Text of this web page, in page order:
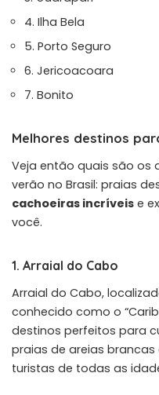
4. Ilha Bela
5. Porto Seguro
6. Jericoacoara
7. Bonito
Melhores destinos
Veja então quais são os
verão no Brasil: praias
cachoeiras incríveis e
você.
1. Arraial do Cabo
Arraial do Cabo,
conhecido como o
destinos perfeitos para
praias de areias
turistas de todas as